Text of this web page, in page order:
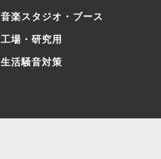
音楽スタジオ・ブース
工場・研究用
生活騒音対策